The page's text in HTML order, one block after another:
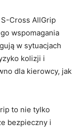
Cross AllGrip
wspomagania
w sytuacjach
‌kolizji ‌i
dla kierowcy, jak
to nie tylko
bezpieczny i